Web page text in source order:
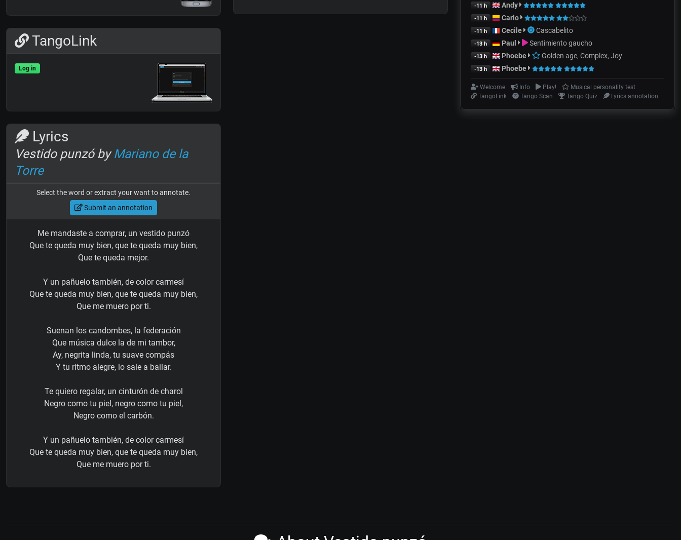
TangoLink
Log in
Lyrics
Vestido punzó byMariano de la
Torre
Select the word or extract your want to annotate.
Submit an annotation
Me mandaste a comprar, un vestido punzó
Que te queda muy bien, que te queda muy bien,
Que te queda mejor.
Y un pañuelo también, de color carmesí
Que te queda muy bien, que te queda muy bien,
Que me muero por ti.
Suenan los candombes, la federación
Que música dulce la de mi tambor,
Ay, negrita linda, tu suave compás
Y tu ritmo alegre, lo sale a bailar.
Te quiero regalar, un cinturón de charol
Negro como tu piel, negro como tu piel,
Negro como el carbón.
Y un pañuelo también, de color carmesí
Que te queda muy bien, que te queda muy bien,
Que me muero por ti.
-11 h Andy
-11 h Carlo
-11 h Cecile Cascabelito
-13 h Paul Sentimiento gaucho
-13 h Phoebe Golden age, Complex, Joy
-13 h Phoebe
Welcome Info Play!
Musical personality test
TangoLink
Tango Scan Tango Quiz Lyrics annotation